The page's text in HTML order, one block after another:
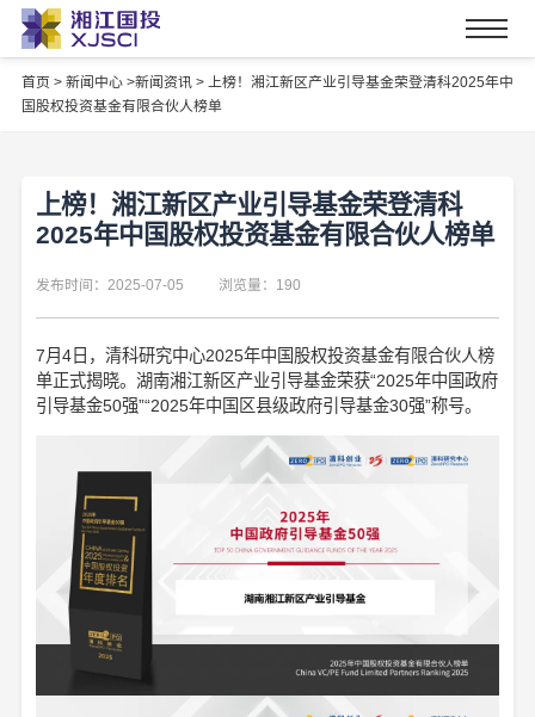
首页 > 新闻中心 >新闻资讯 > 上榜！湘江新区产业引导基金荣登清科2025年中
国股权投资基金有限合伙人榜单
上榜！湘江新区产业引导基金荣登清科
2025年中国股权投资基金有限合伙人榜单
发布时间：2025-07-05 浏览量：190
7月4日，清科研究中心2025年中国股权投资基金有限合伙人榜
单正式揭晓。湖南湘江新区产业引导基金荣获“2025年中国政府
引导基金50强”“2025年中国区县级政府引导基金30强”称号。